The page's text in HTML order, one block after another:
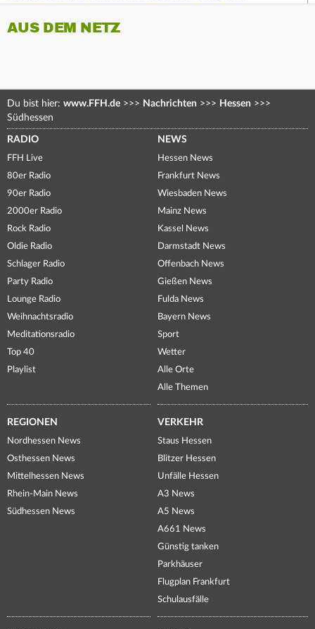
AUS DEM NETZ
Du bist hier: www.FFH.de >>> Nachrichten >>> Hessen >>>
Südhessen
RADIO
FFH Live
80er Radio
90er Radio
2000er Radio
Rock Radio
Oldie Radio
Schlager Radio
Party Radio
Lounge Radio
Weihnachtsradio
Meditationsradio
Top 40
Playlist
NEWS
Hessen News
Frankfurt News
Wiesbaden News
Mainz News
Kassel News
Darmstadt News
Offenbach News
Gießen News
Fulda News
Bayern News
Sport
Wetter
Alle Orte
Alle Themen
REGIONEN
Nordhessen News
Osthessen News
Mittelhessen News
Rhein-Main News
Südhessen News
VERKEHR
Staus Hessen
Blitzer Hessen
Unfälle Hessen
A3 News
A5 News
A661 News
Günstig tanken
Parkhäuser
Flugplan Frankfurt
Schulausfälle